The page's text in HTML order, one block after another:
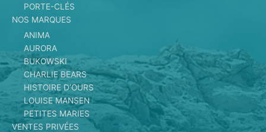
PORTE-CLÉS
NOS MARQUES
ANIMA
AURORA
BUKOWSKI
CHARLIE BEARS
HISTOIRE D’OURS
LOUISE MANSEN
PETITES MARIES
VENTES PRIVÉES